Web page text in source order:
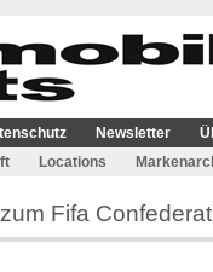
Newsletter
Locations
Fifa